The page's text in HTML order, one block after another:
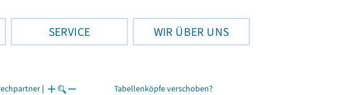
SERVICE WIR ÜBER UNS
| Tabellenköpfe verschoben?